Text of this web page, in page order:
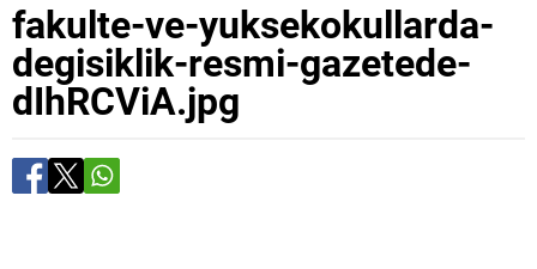
fakulte-ve-yuksekokullarda-
degisiklik-resmi-gazetede-
dIhRCViA.jpg